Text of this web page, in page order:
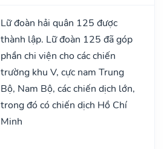
Lữ đoàn hải quân 125 được
thành lập. Lữ đoàn 125 đã góp
phần chi viện cho các chiến
trường khu V, cực nam Trung
Bộ, Nam Bộ, các chiến dịch lớn,
trong đó có chiến dịch Hồ Chí
Minh